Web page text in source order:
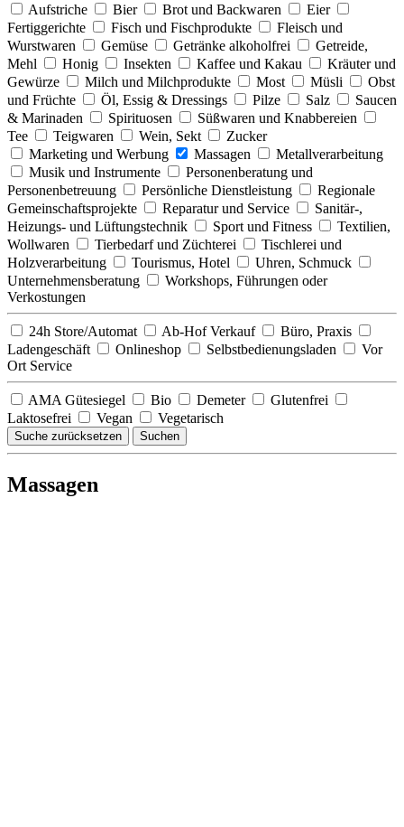
Aufstriche
Bier Brot und Backwaren
Eier
Fertiggerichte
Fisch und Fischprodukte
Fleisch und
Wurstwaren
Gemüse Getränke alkoholfrei
Getreide,
Mehl
Honig Insekten Kaffee und Kakau
Kräuter und
Gewürze
Milch und Milchprodukte Most Müsli
Obst
und Früchte
Öl, Essig & Dressings Pilze Salz
Saucen
& Marinaden
Spirituosen
Süßwaren und Knabbereien
Tee
Teigwaren Wein, Sekt
Zucker
Marketing und Werbung
Massagen
Metallverarbeitung
Musik und Instrumente
Personenberatung und
Personenbetreuung
Persönliche Dienstleistung
Regionale
Gemeinschaftsprojekte
Reparatur und Service
Sanitär-,
Heizungs- und Lüftungstechnik
Sport und Fitness
Textilien,
Wollwaren
Tierbedarf und Züchterei
Tischlerei und
Holzverarbeitung
Tourismus, Hotel
Uhren, Schmuck
Unternehmensberatung
Workshops, Führungen oder
Verkostungen
24h Store/Automat Ab-Hof Verkauf
Büro, Praxis
Ladengeschäft
Onlineshop Selbstbedienungsladen
Vor
Ort Service
AMA Gütesiegel Bio Demeter
Glutenfrei
Laktosefrei
Vegan Vegetarisch
Suche zurücksetzen Suchen
Massagen